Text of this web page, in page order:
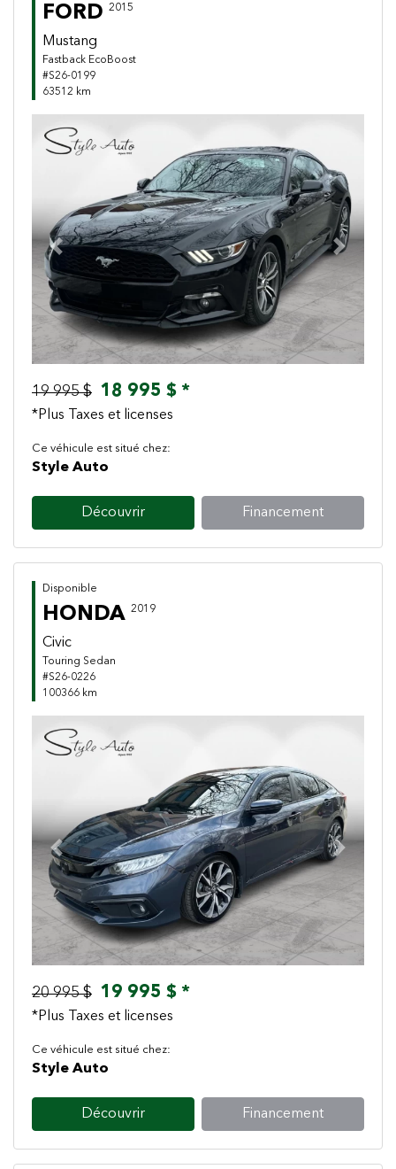
FORD 2015
Mustang
Fastback EcoBoost
#S26-0199
63512 km
Previous Next
19 995 $ 18 995 $ *
*Plus Taxes et licenses
Ce véhicule est situé chez:
Style Auto
Découvrir Financement
Disponible
HONDA 2019
Civic
Touring Sedan
#S26-0226
100366 km
Previous Next
20 995 $ 19 995 $ *
*Plus Taxes et licenses
Ce véhicule est situé chez:
Style Auto
Découvrir Financement